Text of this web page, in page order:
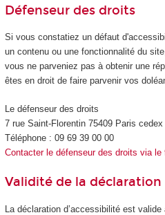
Défenseur des droits
Si vous constatiez un défaut
un contenu ou une fonctionnalité du
vous ne parveniez pas à obtenir une
êtes en droit de faire parvenir vos
Le défenseur des droits
7 rue Saint-Florentin 75409 Paris cedex
Téléphone : 09 69 39 00 00
Contacter le défenseur des droits via le
Validité de la déclaration
La déclaration d’accessibilité est